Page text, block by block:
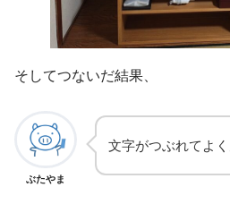
そしてつないだ結果、
ぶたやま
文字がつぶれてよ